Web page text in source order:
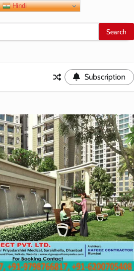
Subscription
Hindi